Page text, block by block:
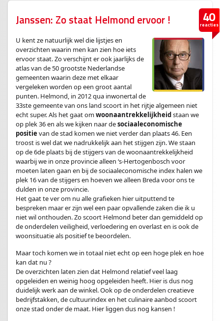
40
reacties
Janssen: Zo staat Helmond ervoor !
U kent ze natuurlijk wel die lijstjes en
overzichten waarin men kan zien hoe iets
ervoor staat. Zo verschijnt er ook jaarlijks de
atlas van de 50 grootste Nederlandse
gemeenten waarin deze met elkaar
vergeleken worden op een groot aantal
punten. Helmond, in 2012 qua inwonertal de
33ste gemeente van ons land scoort in het rijtje algemeen niet
echt super. Als het gaat omwoonaantrekkelijkheidstaan we
op plek 36 en als we kijken naar desociaaleconomische
positie van de stad komen we niet verder dan plaats 46. Een
troost is wel dat we nadrukkelijk aan het stijgen zijn. We staan
op de 6de plaats bij de stijgers van de woonaantrekkelijkheid
waarbij we in onze provincie alleen ‘s-Hertogenbosch voor
moeten laten gaan en bij de sociaaleconomische index halen we
plek 16 van de stijgers en hoeven we alleen Breda voor ons te
dulden in onze provincie.
Het gaat te ver om nu alle grafieken hier uitputtend te
bespreken maar er zijn wel een paar opvallende zaken die ik u
niet wil onthouden. Zo scoort Helmond beter dan gemiddeld op
de onderdelen veiligheid, verloedering en overlast en is ook de
woonsituatie als positief te beoordelen.
Maar toch komen we in totaal niet echt op een hoge plek en hoe
kan dat nu ?
De overzichten laten zien dat Helmond relatief veel laag
opgeleiden en weinig hoog opgeleiden heeft. Hier is dus nog
duidelijk werk aan de winkel. Ook op de onderdelen creatieve
bedrijfstakken, de cultuurindex en het culinaire aanbod scoort
onze stad onder de maat. Hier liggen dus nog kansen !